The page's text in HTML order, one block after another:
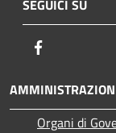
SEGUICI SU
Organi di